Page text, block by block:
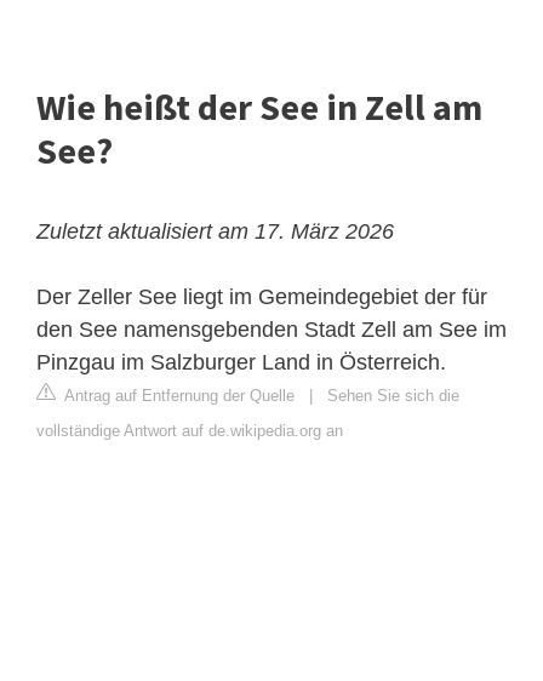
Wie heißt der See in Zell am
See?
Zuletzt aktualisiert am 17. März 2026
Der Zeller See liegt im Gemeindegebiet der für
den See namensgebenden Stadt Zell am See im
Pinzgau im Salzburger Land in Österreich.
Antrag auf Entfernung der Quelle
Sehen Sie sich die
vollständige Antwort auf de.wikipedia.org an